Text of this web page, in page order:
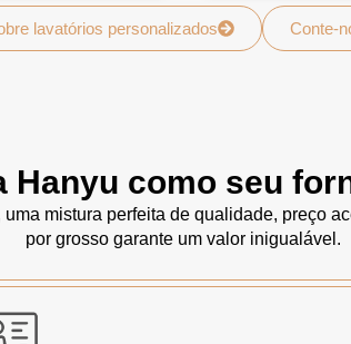
lavatórios personalizados Conte-
Hanyu como seu
mistura perfeita de qualidade, preço
por grosso garante um valor inigualável.